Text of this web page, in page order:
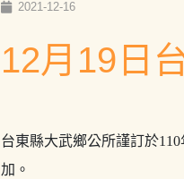
2021-12-16
12月19日
台東縣大武鄉公所謹訂於
加。